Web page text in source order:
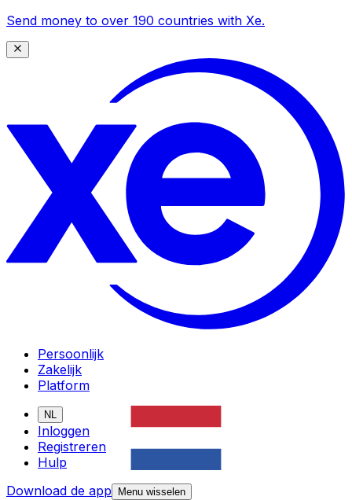
Send money to over 190 countries with Xe.
Persoonlijk
Zakelijk
Platform
NL
Inloggen
Registreren
Hulp
Download de app
Menu wisselen